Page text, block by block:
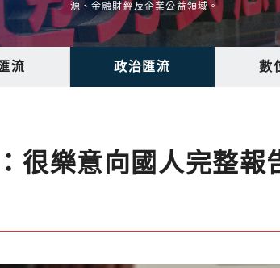
源、金融財經及企業公益領域。
流 政治匯流 數
很樂意向國人完整報